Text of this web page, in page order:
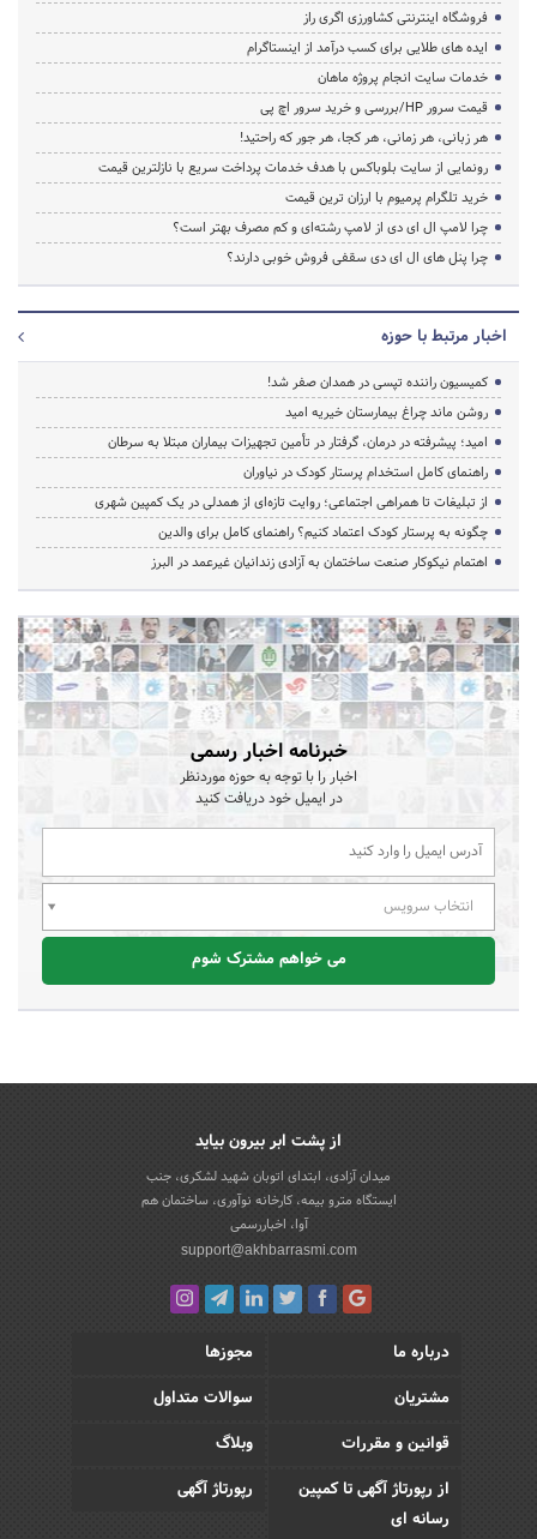
فروشگاه اینترنتی کشاورزی اگری راز
ایده های طلایی برای کسب درآمد از اینستاگرام
خدمات سایت انجام پروژه ماهان
قیمت سرور HP/بررسی و خرید سرور اچ پی
هر زبانی، هر زمانی، هر کجا، هر جور که راحتید!
رونمایی از سایت بلوباکس با هدف خدمات پرداخت سریع با نازلترین قیمت
خرید تلگرام پرمیوم با ارزان ترین قیمت
چرا لامپ ال ای دی از لامپ رشته‌ای و کم مصرف بهتر است؟
چرا پنل های ال ای دی سقفی فروش خوبی دارند؟
اخبار مرتبط با حوزه
کمیسیون راننده تپسی در همدان صفر شد!
روشن ماند چراغ بیمارستان خیریه امید
امید؛ پیشرفته در درمان، گرفتار در تأمین تجهیزات بیماران مبتلا به سرطان
راهنمای کامل استخدام پرستار کودک در نیاوران
از تبلیغات تا همراهی اجتماعی؛ روایت تازه‌ای از همدلی در یک کمپین شهری
چگونه به پرستار کودک اعتماد کنیم؟ راهنمای کامل برای والدین
اهتمام نیکوکار صنعت ساختمان به آزادی زندانیان غیرعمد در البرز
خبرنامه اخبار رسمی
اخبار را با توجه به حوزه موردنظر
در ایمیل خود دریافت کنید
انتخاب سرویس
می خواهم مشترک شوم
از پشت ابر بیرون بیاید
میدان آزادی، ابتدای اتوبان شهید لشکری، جنب
ایستگاه مترو بیمه، کارخانه نوآوری، ساختمان هم
آوا، اخباررسمی
support@akhbarrasmi.com
درباره ما
مجوزها
مشتریان
سوالات متداول
قوانین و مقررات
وبلاگ
از رپورتاژ آگهی تا کمپین
رسانه ای
رپورتاژ آگهی